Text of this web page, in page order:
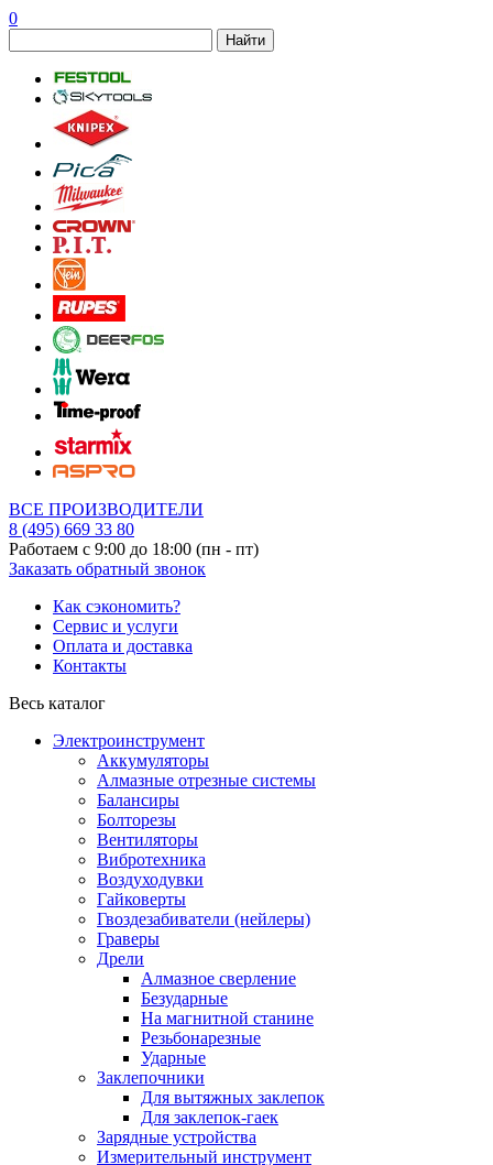
0
Найти
ВСЕ ПРОИЗВОДИТЕЛИ
8 (495) 669 33 80
Работаем с 9:00 до 18:00 (пн - пт)
Заказать обратный звонок
Как сэкономить?
Сервис и услуги
Оплата и доставка
Контакты
Весь каталог
Электроинструмент
Аккумуляторы
Алмазные отрезные системы
Балансиры
Болторезы
Вентиляторы
Вибротехника
Воздуходувки
Гайковерты
Гвоздезабиватели (нейлеры)
Граверы
Дрели
Алмазное сверление
Безударные
На магнитной станине
Резьбонарезные
Ударные
Заклепочники
Для вытяжных заклепок
Для заклепок-гаек
Зарядные устройства
Измерительный инструмент